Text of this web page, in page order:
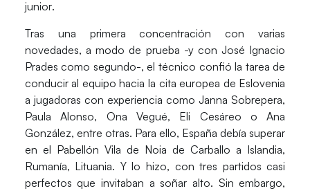
junior.
Tras una primera concentración con varias
novedades, a modo de prueba -y con José Ignacio
Prades como segundo-, el técnico confió la tarea de
conducir al equipo hacia la cita europea de Eslovenia
a jugadoras con experiencia comoJanna Sobrepera,
Paula Alonso, Ona Vegué, Eli Cesáreo o Ana
González, entre otras. Para ello, España debía superar
en el Pabellón Vila de Noia de Carballo a Islandia,
Rumanía, Lituania. Y lo hizo, con tres partidos casi
perfectos que invitaban a soñar alto. Sin embargo,